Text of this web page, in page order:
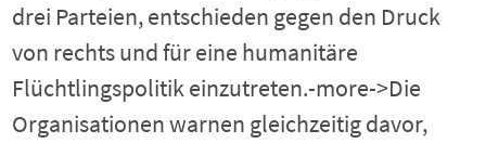
drei Parteien, entschieden gegen den Druck
von rechts und für eine humanitäre
Flüchtlingspolitik einzutreten.-more->Die
Organisationen warnen gleichzeitig davor,